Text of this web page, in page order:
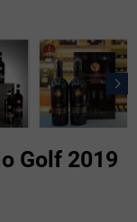
Golf 2019